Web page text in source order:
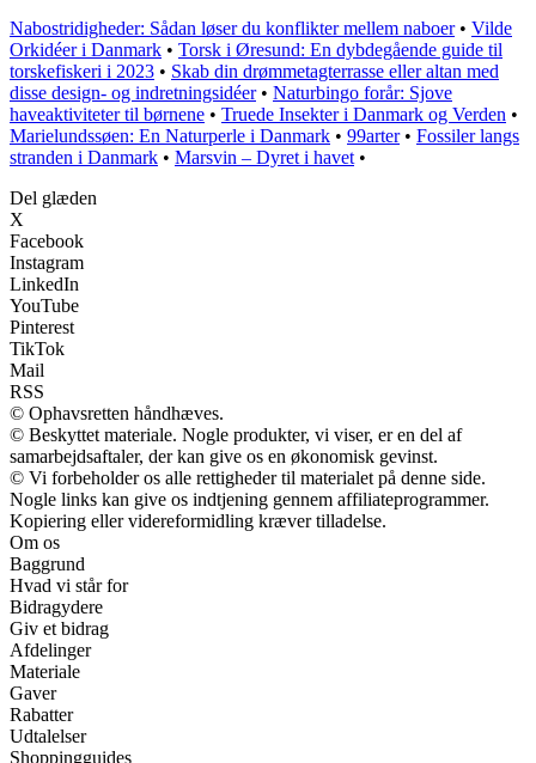
Nabostridigheder: Sådan løser du konflikter mellem naboer• Vilde
Orkidéer i Danmark • Torsk i Øresund: En dybdegående guide til
torskefiskeri i 2023 • Skab din drømmetagterrasse eller altan med
disse design- og indretningsidéer• Naturbingo forår: Sjove
haveaktiviteter til børnene • Truede Insekter i Danmark og Verden •
Marielundssøen: En Naturperle i Danmark • 99arter• Fossiler langs
stranden i Danmark • Marsvin – Dyret i havet•
Del glæden
X
Facebook
Instagram
LinkedIn
YouTube
Pinterest
TikTok
Mail
RSS
© Ophavsretten håndhæves.
© Beskyttet materiale. Nogle produkter, vi viser, er en del af
samarbejdsaftaler, der kan give os en økonomisk gevinst.
© Vi forbeholder os alle rettigheder til materialet på denne side.
Nogle links kan give os indtjening gennem affiliateprogrammer.
Kopiering eller videreformidling kræver tilladelse.
Om os
Baggrund
Hvad vi står for
Bidragydere
Giv et bidrag
Afdelinger
Materiale
Gaver
Rabatter
Udtalelser
Shoppingguides